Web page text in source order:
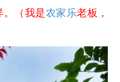
（我是农家乐老板，